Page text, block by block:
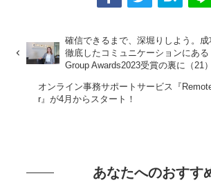
確信できるまで、深堀りしよう。成
徹底したコミュニケーションにあ
Group Awards2023受賞の裏に（21
オンライン事務サポートサービス『
r』が4月からスタート！
あなたへのおすす